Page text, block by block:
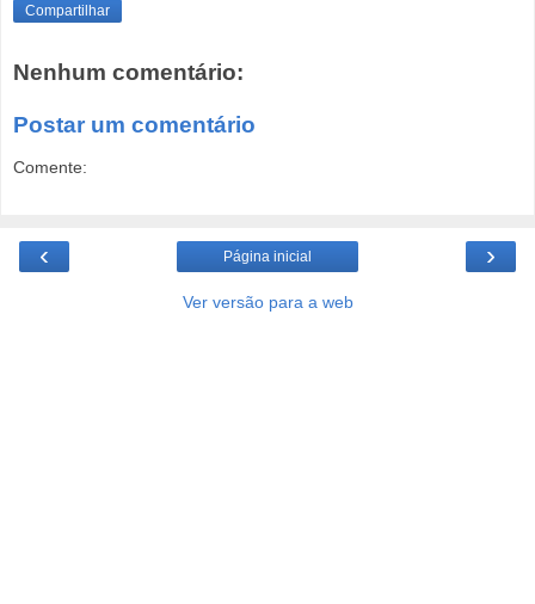
Compartilhar
Nenhum comentário:
Postar um comentário
Comente:
‹ ›
Página inicial
Ver versão para a web